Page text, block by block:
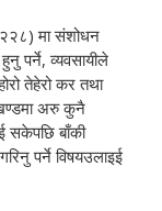
२२८) मा संशोधन
पर्ने, व्यवसायीले
तेहेरो कर तथा
खण्डमा अरु कुनै
सकेपछि बाँकी
पर्ने विषयउलाइई